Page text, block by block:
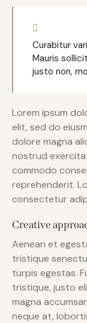
Curabitur
Mauris
justo non,
Lorem ipsum
elit, sed do
dolore magna
nostrud
commodo
reprehenderit.
consectetur
Creative
Aenean et
tristique
turpis egestas.
tristique, justo
magna
neque at,